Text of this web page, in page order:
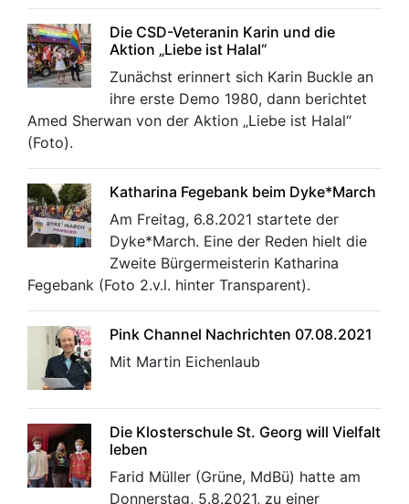
Die CSD-Veteranin Karin und die
Aktion „Liebe ist Halal“
Zunächst erinnert sich Karin Buckle an
ihre erste Demo 1980, dann berichtet
Amed Sherwan von der Aktion „Liebe ist Halal“
(Foto).
Katharina Fegebank beim Dyke*March
Am Freitag, 6.8.2021 startete der
Dyke*March. Eine der Reden hielt die
Zweite Bürgermeisterin Katharina
Fegebank (Foto 2.v.l. hinter Transparent).
Pink Channel Nachrichten 07.08.2021
Mit Martin Eichenlaub
Die Klosterschule St. Georg will Vielfalt
leben
Farid Müller (Grüne, MdBü) hatte am
Donnerstag, 5.8.2021, zu einer